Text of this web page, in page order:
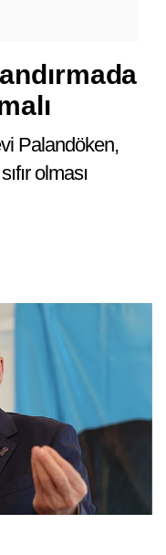
Palandöken,
olması